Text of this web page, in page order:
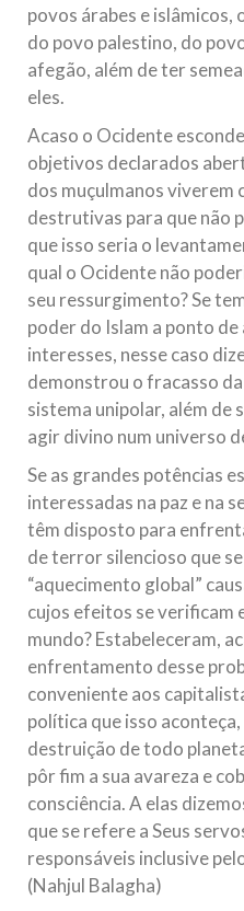
povos árabes e islâmicos,
do povo palestino, do
afegão, além de ter
eles.
Acaso o Ocidente
objetivos declarados
dos muçulmanos viverem
destrutivas para que não
que isso seria o
qual o Ocidente não
seu ressurgimento? Se
poder do Islam a ponto
interesses, nesse caso
demonstrou o fracasso
sistema unipolar, além de
agir divino num universo
Se as grandes potências
interessadas na paz e na
têm disposto para
de terror silencioso que
“aquecimento global”
cujos efeitos se verificam
mundo? Estabeleceram,
enfrentamento desse
conveniente aos
política que isso
destruição de todo
pôr fim a sua avareza e
consciência. A elas
que se refere a Seus
responsáveis inclusive
(Nahjul Balagha)